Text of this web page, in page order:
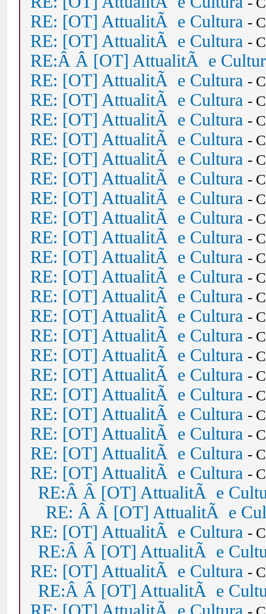
RE: [OT] AttualitÃ e Cultura -
RE: [OT] AttualitÃ e Cultura -
RE:Â Â [OT] AttualitÃ e
RE: [OT] AttualitÃ e Cultura -
RE: [OT] AttualitÃ e Cultura -
RE: [OT] AttualitÃ e Cultura -
RE: [OT] AttualitÃ e Cultura -
RE: [OT] AttualitÃ e Cultura -
RE: [OT] AttualitÃ e Cultura -
RE: [OT] AttualitÃ e Cultura -
RE: [OT] AttualitÃ e Cultura -
RE: [OT] AttualitÃ e Cultura -
RE: [OT] AttualitÃ e Cultura -
RE: [OT] AttualitÃ e Cultura -
RE: [OT] AttualitÃ e Cultura -
RE: [OT] AttualitÃ e Cultura -
RE: [OT] AttualitÃ e Cultura -
RE: [OT] AttualitÃ e Cultura -
RE: [OT] AttualitÃ e Cultura -
RE: [OT] AttualitÃ e Cultura -
RE: [OT] AttualitÃ e Cultura -
RE: [OT] AttualitÃ e Cultura -
RE: [OT] AttualitÃ e Cultura -
RE: [OT] AttualitÃ e Cultura -
RE:Â Â [OT] AttualitÃ e
RE: Â Â [OT] AttualitÃ e
RE: [OT] AttualitÃ e Cultura -
RE:Â Â [OT] AttualitÃ e
RE: [OT] AttualitÃ e Cultura -
RE:Â Â [OT] AttualitÃ e